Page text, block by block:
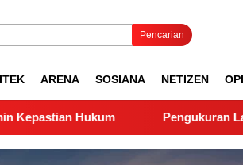
Pencarian
ARENA SOSIANA NETIZEN
Pengukuran Lapangan PTSL